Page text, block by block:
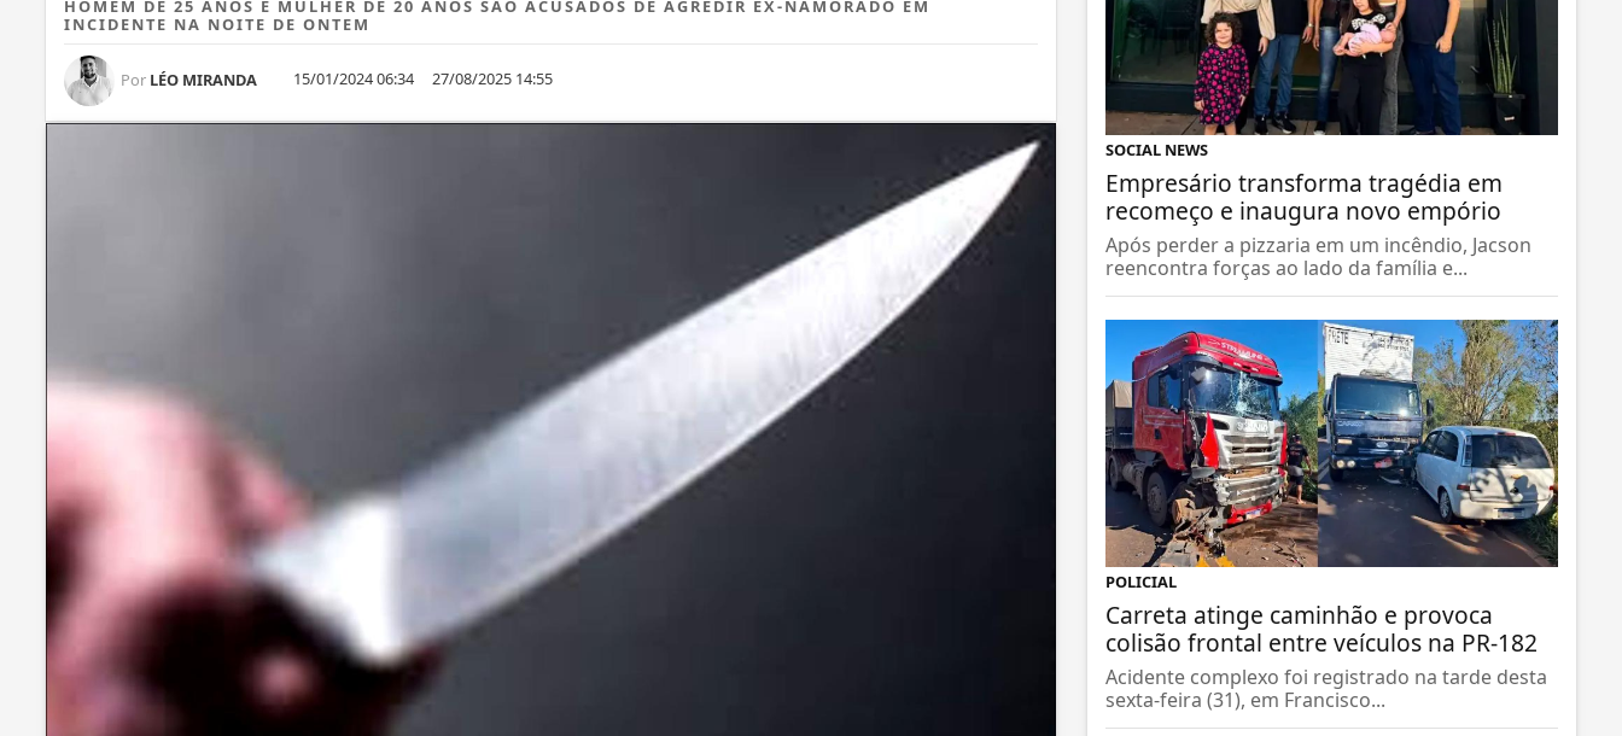
HOMEM DE 25 ANOS E MULHER DE 20 ANOS SÃO ACUSADOS DE AGREDIR EX-NAMORADO EM
INCIDENTE NA NOITE DE ONTEM
Por LÉO MIRANDA 15/01/2024 06:34 27/08/2025 14:55
SOCIAL NEWS
Empresário transforma tragédia em
recomeço e inaugura novo empório
Após perder a pizzaria em um incêndio, Jacson
reencontra forças ao lado da família e...
POLICIAL
Carreta atinge caminhão e provoca
colisão frontal entre veículos na PR-182
Acidente complexo foi registrado na tarde desta
sexta-feira (31), em Francisco...